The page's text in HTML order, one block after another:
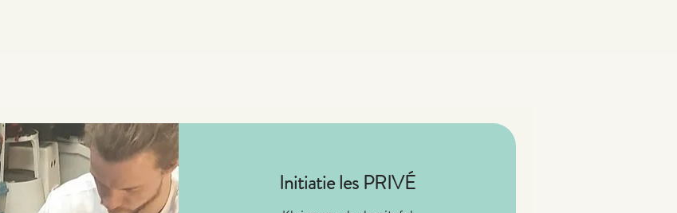
Initiatie les PRIVÉ